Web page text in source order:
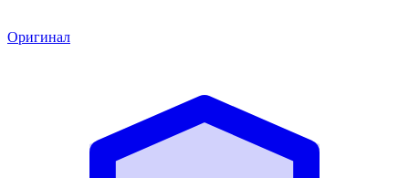
Оригинал